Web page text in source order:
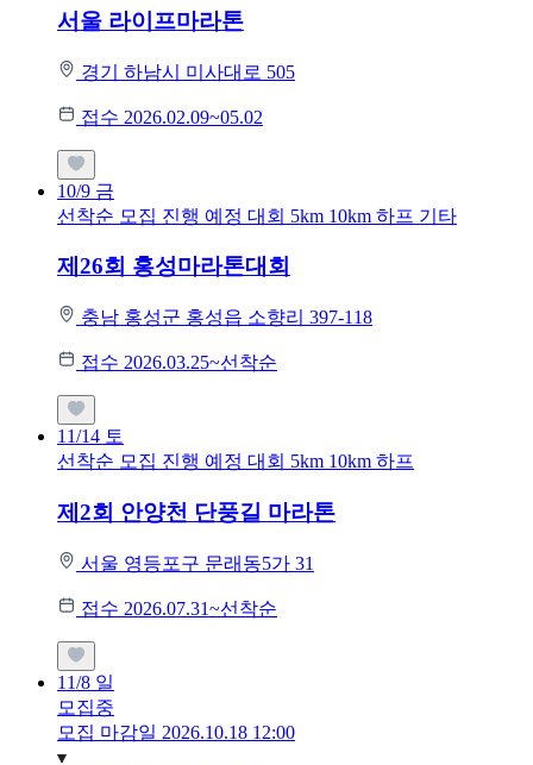
서울 라이프마라톤
경기 하남시 미사대로 505
접수 2026.02.09~05.02
10/9 금
선착순 모집 진행 예정 대회 5km 10km 하프 기타
제26회 홍성마라톤대회
충남 홍성군 홍성읍 소향리 397-118
접수 2026.03.25~선착순
11/14 토
선착순 모집 진행 예정 대회 5km 10km 하프
제2회 안양천 단풍길 마라톤
서울 영등포구 문래동5가 31
접수 2026.07.31~선착순
11/8 일
모집중
모집 마감일 2026.10.18 12:00